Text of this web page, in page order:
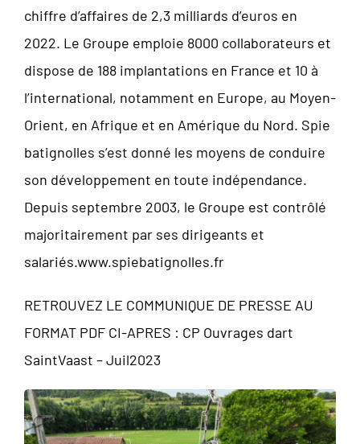
chiffre d’affaires de 2,3 milliards d’euros en
2022. Le Groupe emploie 8000 collaborateurs et
dispose de 188 implantations en France et 10 à
l’international, notamment en Europe, au Moyen-
Orient, en Afrique et en Amérique du Nord. Spie
batignolles s’est donné les moyens de conduire
son développement en toute indépendance.
Depuis septembre 2003, le Groupe est contrôlé
majoritairement par ses dirigeants et
salariés.www.spiebatignolles.fr
RETROUVEZ LE COMMUNIQUE DE PRESSE AU
FORMAT PDF CI-APRES : CP Ouvrages dart
SaintVaast – Juil2023